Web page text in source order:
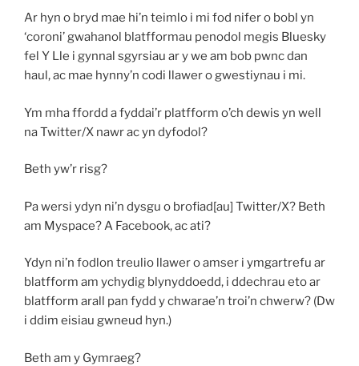
Ar hyn o bryd mae hi’n teimlo i mi fod nifer o bobl yn
‘coroni’ gwahanol blatfformau penodol megis Bluesky
fel Y Lle i gynnal sgyrsiau ar y we am bob pwnc dan
haul, ac mae hynny’n codi llawer o gwestiynau i mi.
Ym mha ffordd a fyddai’r platfform o’ch dewis yn well
na Twitter/X nawr ac yn dyfodol?
Beth yw’r risg?
Pa wersi ydyn ni’n dysgu o brofiad[au] Twitter/X? Beth
am Myspace? A Facebook, ac ati?
Ydyn ni’n fodlon treulio llawer o amser i ymgartrefu ar
blatfform am ychydig blynyddoedd, i ddechrau eto ar
blatfform arall pan fydd y chwarae’n troi’n chwerw? (Dw
i ddim eisiau gwneud hyn.)
Beth am y Gymraeg?